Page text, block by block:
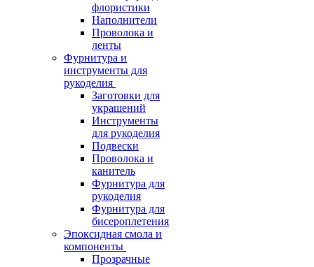
флористики
Наполнители
Проволока и
ленты
Фурнитура и
инструменты для
рукоделия
Заготовки для
украшений
Инструменты
для рукоделия
Подвески
Проволока и
канитель
Фурнитура для
рукоделия
Фурнитура для
бисероплетения
Эпоксидная смола и
компоненты
Прозрачные